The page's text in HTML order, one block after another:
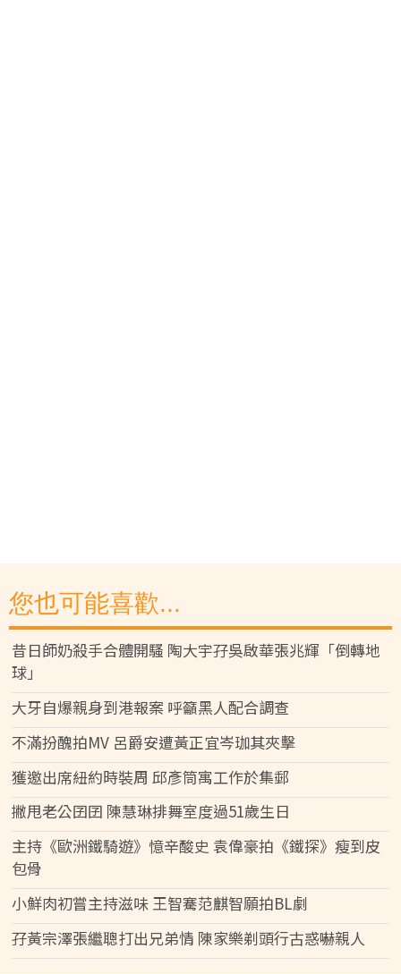
您也可能喜歡...
昔日師奶殺手合體開騷 陶大宇孖吳啟華張兆輝「倒轉地
球」
大牙自爆親身到港報案 呼籲黑人配合調查
不滿扮醜拍MV 呂爵安遭黃正宜岑珈其夾擊
獲邀出席紐約時裝周 邱彥筒寓工作於集郵
撇甩老公囝囝 陳慧琳排舞室度過51歲生日
主持《歐洲鐵騎遊》憶辛酸史 袁偉豪拍《鐵探》瘦到皮
包骨
小鮮肉初嘗主持滋味 王智騫范麒智願拍BL劇
孖黃宗澤張繼聰打出兄弟情 陳家樂剃頭行古惑嚇親人